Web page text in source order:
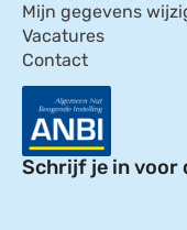
Mijn gegevens
Vacatures
Contact
Schrijf je in voor